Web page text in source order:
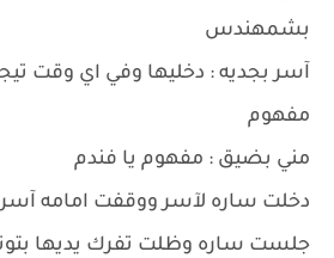
بشمهندس
آسر بجديه : دخليها وفي اي وقت
مفهوم
مني بضيق : مفهوم يا فندم
دخلت ساره لآسر ووقفت امامه آسر
جلست ساره وظلت تفرك يديها